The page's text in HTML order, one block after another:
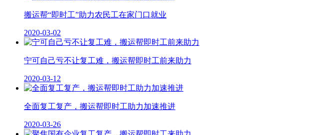
搬运帮“即时工”助力农民工在家门口就业
2020-03-02
宁可自己亏不让复工难，搬运帮即时工前来助力
2020-03-12
全面复工复产，搬运帮即时工助力加速推进
2020-03-26